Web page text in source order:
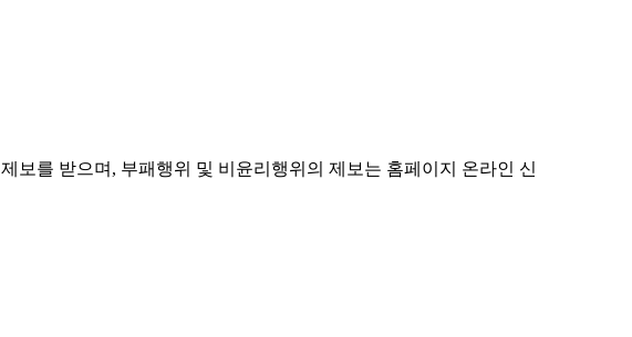
보를 받으며, 부패행위 및 비윤리행위의 제보는 홈페이지 온라인 신